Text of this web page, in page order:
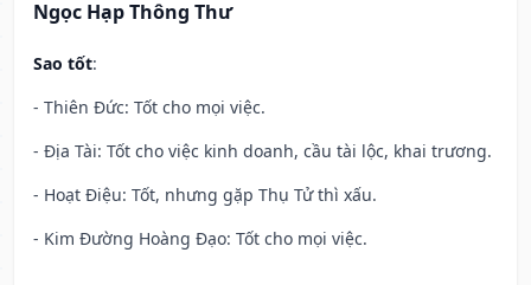
Ngọc Hạp Thông Thư
Sao tốt:
- Thiên Đức: Tốt cho mọi việc.
- Địa Tài: Tốt cho việc kinh doanh, cầu tài lộc, khai trương.
- Hoạt Điệu: Tốt, nhưng gặp Thụ Tử thì xấu.
- Kim Đường Hoàng Đạo: Tốt cho mọi việc.